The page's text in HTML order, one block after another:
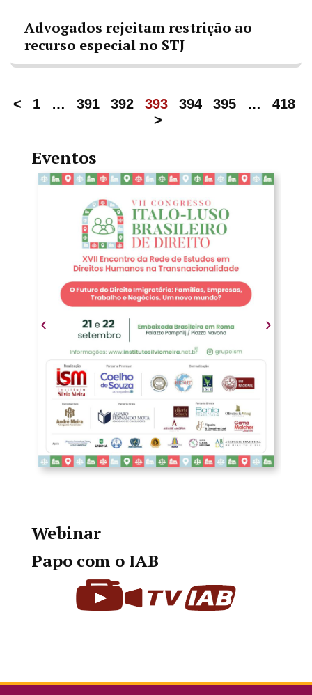
Advogados rejeitam restrição ao
recurso especial no STJ
< 1 … 391 392 393 394 395 …
418
>
Eventos
Webinar
Papo com o IAB